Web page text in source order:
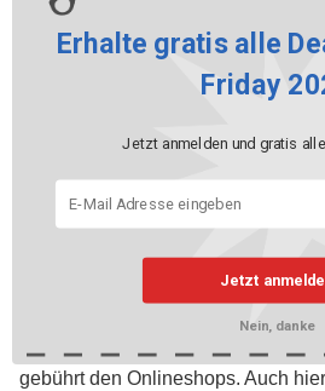
Ein weiterer interessanter
dem Black Friday statt. Die Rede
gebührt den Onlineshops. Auch
Jetzt
Erhalte gratis alle
Friday
Jetzt anmelden und gratis
Nein, danke